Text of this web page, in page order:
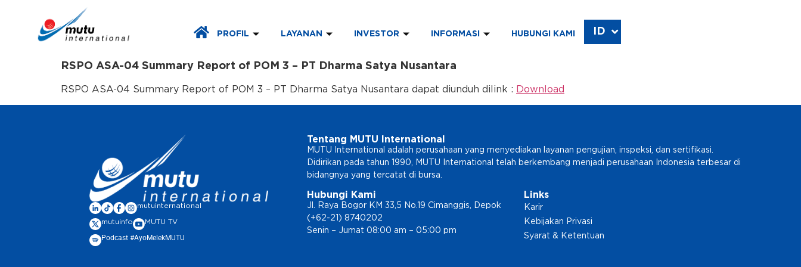
PROFIL LAYANAN INVESTOR INFORMASI HUBUNGI KAMI ID
EN
RSPO ASA-04 Summary Report of POM 3 – PT Dharma Satya Nusantara
RSPO ASA-04 Summary Report of POM 3 – PT Dharma Satya Nusantara dapat diunduh dilink : Download
mutuinternational
mutuinfo MUTU TV
Podcast #AyoMelekMUTU
Tentang MUTU International
MUTU International adalah perusahaan yang menyediakan layanan pengujian, inspeksi, dan sertifikasi.
Didirikan pada tahun 1990, MUTU International telah berkembang menjadi perusahaan Indonesia terbesar di
bidangnya yang tercatat di bursa.
Hubungi Kami
Jl. Raya Bogor KM 33,5 No.19 Cimanggis, Depok
(+62-21) 8740202
Senin – Jumat 08:00 am – 05:00 pm
Links
Karir
Kebijakan Privasi
Syarat & Ketentuan